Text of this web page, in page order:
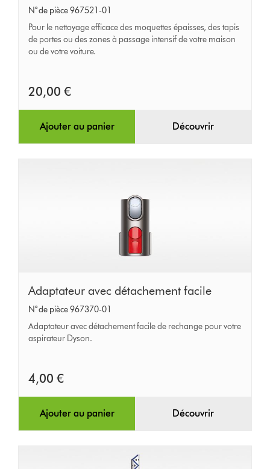
rigide
avec
détachement
facile
N° de pièce 967521-01
Pour le nettoyage efficace des moquettes épaisses, des tapis
de portes ou des zones à passage intensif de votre maison
ou de votre voiture.
20,00 €
Ajouter au panier Découvrir
Adaptateur
avec
détachement
facile
Adaptateur avec détachement facile
N° de pièce 967370-01
Adaptateur avec détachement facile de rechange pour votre
aspirateur Dyson.
4,00 €
Ajouter au panier Découvrir